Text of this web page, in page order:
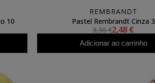
10
REMBRANDT
Pastel Rembrandt Cinza 3
3,30 €2,48 €
Adicionar ao carrinho